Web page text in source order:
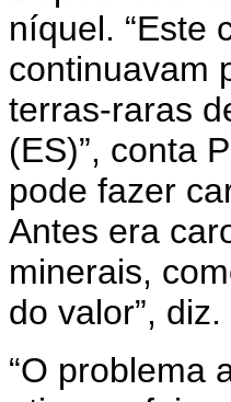
níquel. “Este
continuavam
terras-raras
(ES)”, conta
pode fazer
Antes era
minerais,
do valor”, diz.
“O problema